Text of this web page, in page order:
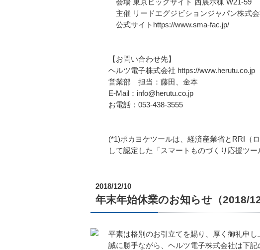
会場 東京ビッグサイト 西展示棟 W21-59
主催 リードエグジビションジャパン株式
公式サイトhttps://www.sma-fac.jp/
【お問い合わせ先】
ヘルツ電子株式会社 https://www.herutu.co.jp
営業部 担当：藤田、金本
E-Mail：info@herutu.co.jp
お電話：053-438-3555
(*1)ポカヨケツールは、経済産業省とRRI（
して認定した「スマートものづくり応援ツー
2018/12/10
年末年始休業のお知らせ（2018/
平素は格別のお引立てを賜り、厚く御礼申し
誠に勝手ながら、ヘルツ電子株式会社は下